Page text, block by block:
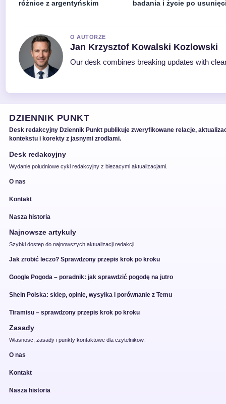
różnice z argentyńskim badania i życie po
O AUTORZE
Jan Krzysztof Kowalski Kozlowski
Our desk combines breaking updates with
DZIENNIK PUNKT
Desk redakcyjny Dziennik Punkt publikuje zweryfikowane relacje,
kontekstu i korekty z jasnymi zrodlami.
Desk redakcyjny
Wydanie poludniowe cykl redakcyjny z biezacymi aktualizacjami.
O nas
Kontakt
Nasza historia
Najnowsze artykuly
Szybki dostep do najnowszych aktualizacji redakcji.
Jak zrobić leczo? Sprawdzony przepis krok po kroku
Google Pogoda – poradnik: jak sprawdzić pogodę na jutro
Shein Polska: sklep, opinie, wysyłka i porównanie z Temu
Tiramisu – sprawdzony przepis krok po kroku
Zasady
Wlasnosc, zasady i punkty kontaktowe dla czytelnikow.
O nas
Kontakt
Nasza historia